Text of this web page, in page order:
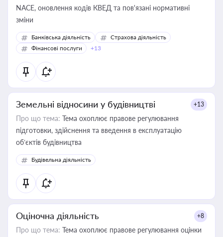
NACE, оновлення кодів КВЕД та пов'язані нормативні
зміни
Банківська діяльність
Страхова діяльність
Фінансові послуги
+13
Земельні відносини у будівництві +13
Про що тема: Тема охоплює правове регулювання
підготовки, здійснення та введення в експлуатацію
об’єктів будівництва
Будівельна діяльність
Оціночна діяльність +8
Про що тема: Тема охоплює правове регулювання оцінки